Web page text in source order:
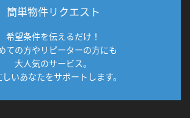
簡単物件リクエスト
希望条件を伝えるだけ！
ての方やリピーターの方にも
大人気のサービス。
いあなたをサポートします。